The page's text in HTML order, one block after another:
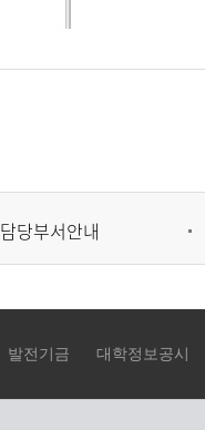
담당부서안내
발전기금 대학정보공시